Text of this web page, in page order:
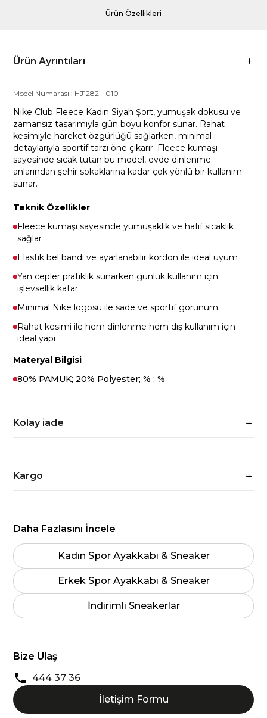
Ürün Özellikleri
Ürün Ayrıntıları
Model Numarası : HJ1282 - 010
Nike Club Fleece Kadın Siyah Şort, yumuşak dokusu ve
zamansız tasarımıyla gün boyu konfor sunar. Rahat
kesimiyle hareket özgürlüğü sağlarken, minimal
detaylarıyla sportif tarzı öne çıkarır. Fleece kumaşı
sayesinde sıcak tutan bu model, evde dinlenme
anlarından şehir sokaklarına kadar çok yönlü bir kullanım
sunar.
Teknik Özellikler
Fleece kumaşı sayesinde yumuşaklık ve hafif sıcaklık
sağlar
Elastik bel bandı ve ayarlanabilir kordon ile ideal uyum
Yan cepler pratiklik sunarken günlük kullanım için
işlevsellik katar
Minimal Nike logosu ile sade ve sportif görünüm
Rahat kesimi ile hem dinlenme hem dış kullanım için
ideal yapı
Materyal Bilgisi
80% PAMUK; 20% Polyester; % ; %
Kolay iade
Kargo
Daha Fazlasını İncele
Kadın Spor Ayakkabı & Sneaker
Erkek Spor Ayakkabı & Sneaker
İndirimli Sneakerlar
Bize Ulaş
444 37 36
İletişim Formu